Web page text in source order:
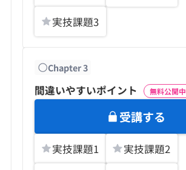
実技課題3
Chapter3
間違いやすいポイント 無料公開中
受講する
実技課題1 実技課題2